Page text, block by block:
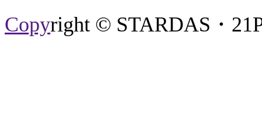
Copyright © STARDAS・